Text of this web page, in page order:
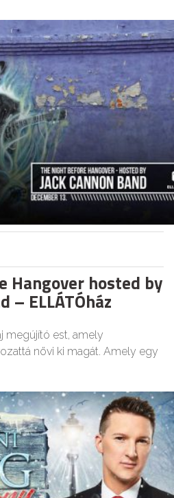
Hangover hosted by
– ELLÁTÓház
megújító est, amely
növi ki magát. Amely egy